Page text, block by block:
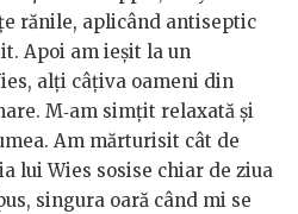
rănile, aplicând antiseptic
Apoi am ieşit la un
alţi câţiva oameni din
M‑am simţit relaxată şi
Am mărturisit cât de
lui Wies sosise chiar de ziua
singura oară când mi se